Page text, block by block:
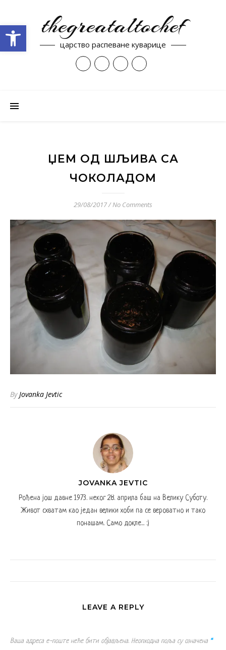
thegreataltochef
царство распеване куварице
ЏЕМ ОД ШЉИВА СА
ЧОКОЛАДОМ
29/08/2017/No Comments
ByJovanka Jevtic
JOVANKA JEVTIC
Рођена још давне 1973. неког 28. априла баш на Велику Суботу.
Живот схватам као један велики хоби па се вероватно и тако
понашам. Само докле... :)
LEAVE A REPLY
Ваша адреса е-поште неће бити објављена. Неопходна поља су означена *
Open toolbar